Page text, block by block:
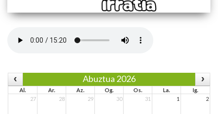
Abuztua 2026
Al. Ar. Az. Og. Os. La.
Ig.
27
28 29 30 31 1 2